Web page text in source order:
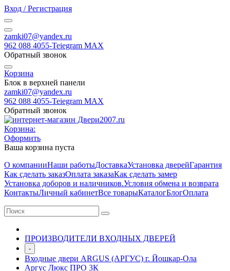
Вход / Регистрация
zamki07@yandex.ru
962 088 4055-Teiegram МАХ
Обратный звонок
Корзина
Блок в верхней панели
zamki07@yandex.ru
962 088 4055-Teiegram МАХ
Обратный звонок
Корзина:
Оформить
Ваша корзина пуста
О компанииНаши работыДоставкаУстановка дверейГарантия
Как сделать заказОплата заказаКак сделать замер
Установка доборов и наличников.Условия обмена и возврата
КонтактыЛичный кабинетВсе товарыКаталогБлогОплата
ПРОИЗВОДИТЕЛИ ВХОДНЫХ ДВЕРЕЙ
-
Входные двери ARGUS (АРГУС) г. Йошкар-Ола
Аргус Люкс ПРО 3К